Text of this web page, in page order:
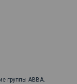
группы ABBA.